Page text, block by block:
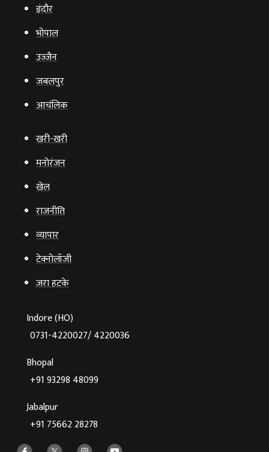
इंदौर
भोपाल
उज्‍जैन
जबलपुर
आचंलिक
खरी-खरी
मनोरंजन
खेल
राजनीति
व्‍यापार
टेक्‍नोलॉजी
ज़रा हटके
Indore (HO)
0731-4220027/ 4220036
Bhopal
+91 93298 48099
Jabalpur
+91 75662 28278